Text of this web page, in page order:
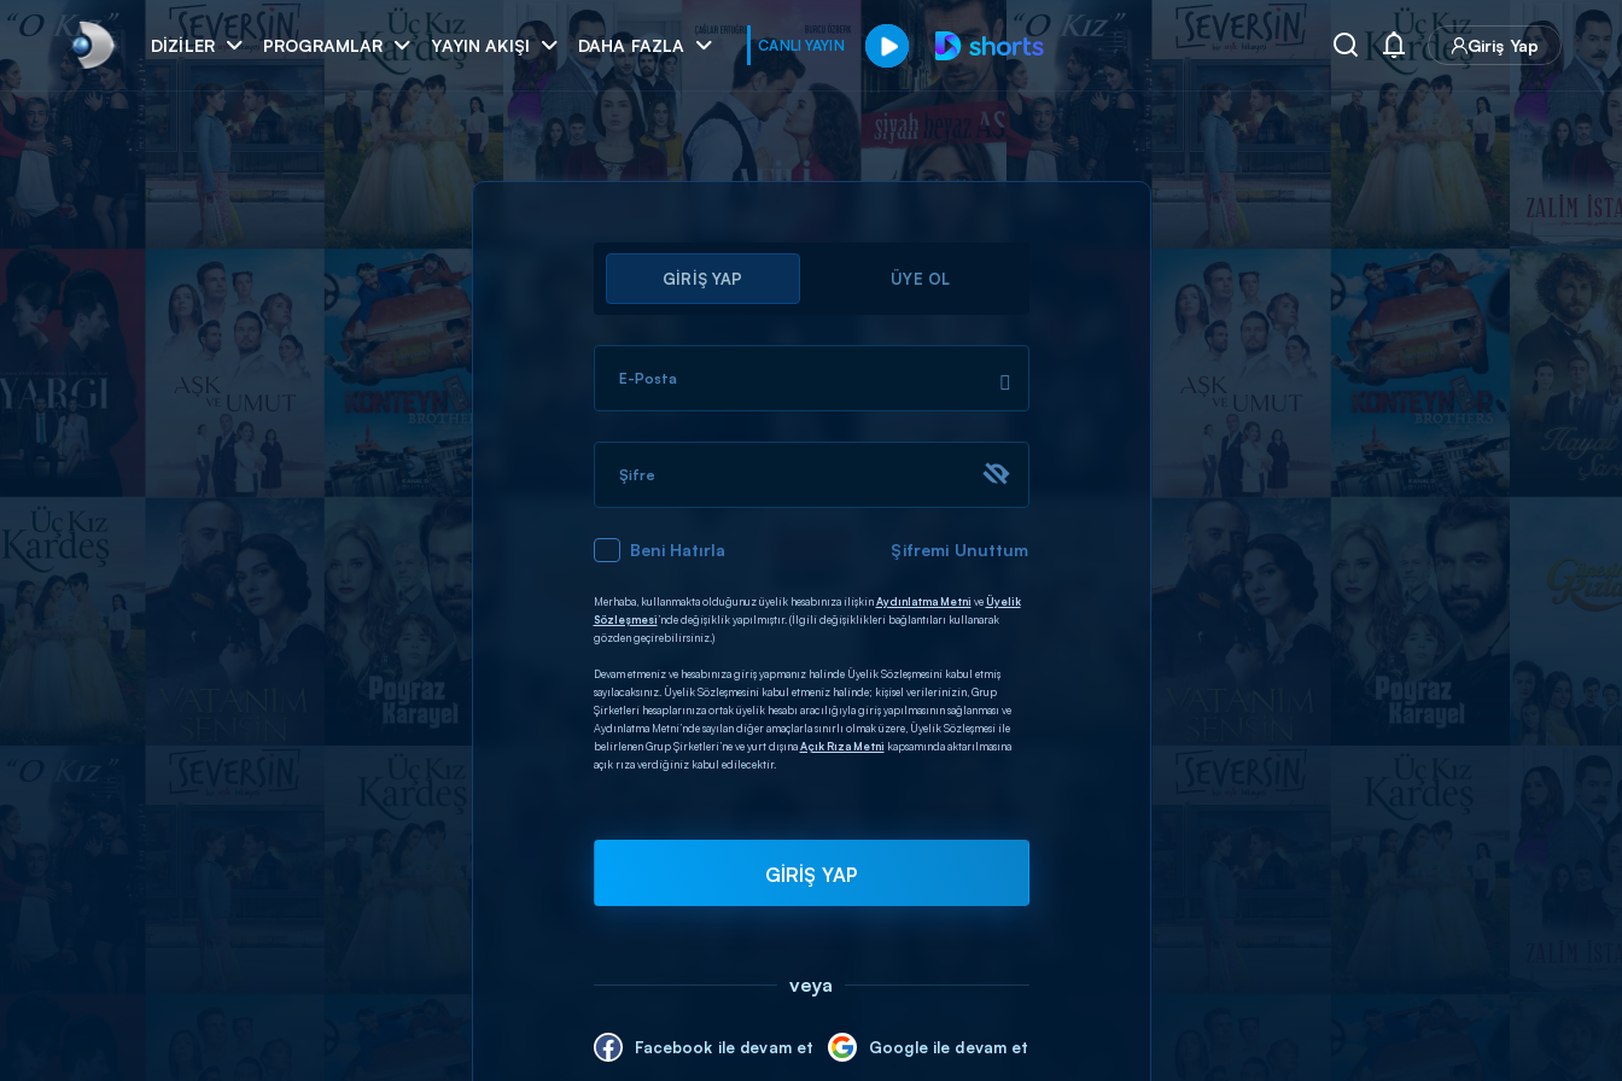
DIZILER PROGRAMLAR YAYIN AKIŞI DAHA FAZLA CANLI YAYIN Giriş Yap
Arama
ARAMA SONUÇLARI
GİRİŞ YAP ÜYE OL
E-Posta
Şifre
Beni Hatırla Şifremi Unuttum
Merhaba, kullanmakta olduğunuz üyelik hesabınıza ilişkinAydınlatma Metni veÜyelik
Sözleşmesi’nde değişiklik yapılmıştır. (İlgili değişiklikleri bağlantıları kullanarak
gözden geçirebilirsiniz.)
Devam etmeniz ve hesabınıza giriş yapmanız halinde Üyelik Sözleşmesini kabul etmiş
sayılacaksınız. Üyelik Sözleşmesini kabul etmeniz halinde; kişisel verilerinizin, Grup
Şirketleri hesaplarınıza ortak üyelik hesabı aracılığıyla giriş yapılmasının sağlanması ve
Aydınlatma Metni’nde sayılan diğer amaçlarla sınırlı olmak üzere, Üyelik Sözleşmesi ile
belirlenen Grup Şirketleri’ne ve yurt dışınaAçık Rıza Metni kapsamında aktarılmasına
açık rıza verdiğiniz kabul edilecektir.
GİRİŞ YAP
veya
Facebook ile devam et Google ile devam et